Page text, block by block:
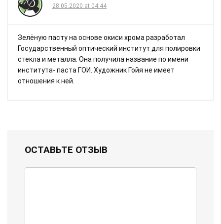
28.05.2020 at 04:44
Зелёную пасту на основе окиси хрома разработал
Государственный оптический институт для полировки
стекла и металла. Она получила название по имени
института- паста ГОИ. Художник Гойя не имеет
отношения к ней.
ОСТАВЬТЕ ОТЗЫВ